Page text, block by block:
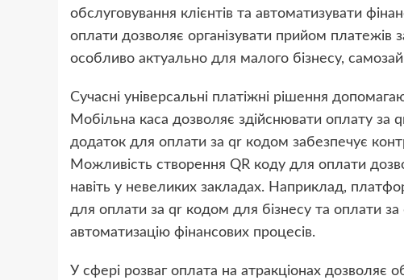
обслуговування клієнтів та автоматизувати
оплати дозволяє організувати прийом
особливо актуально для малого бізнесу,
Сучасні універсальні платіжні рішення
Мобільна каса дозволяє здійснювати оплату за
додаток для оплати за qr кодом забезпечує
Можливість створення QR коду для оплати
навіть у невеликих закладах. Наприклад,
для оплати за qr кодом для бізнесу та оплати
автоматизацію фінансових процесів.
У сфері розваг оплата на атракціонах дозволяє